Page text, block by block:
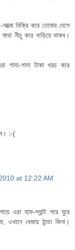
বিক্রি করে তোমার দেশে
নীচু করে দাড়িয়ে থাকব।
গাদা-গাদা টাকা খরচ করে
:-(
at 12:22 AM
এরা হাফ-প্যান্ট পরে ঘুরে
বেজায় ঠান্ডা কিনা।